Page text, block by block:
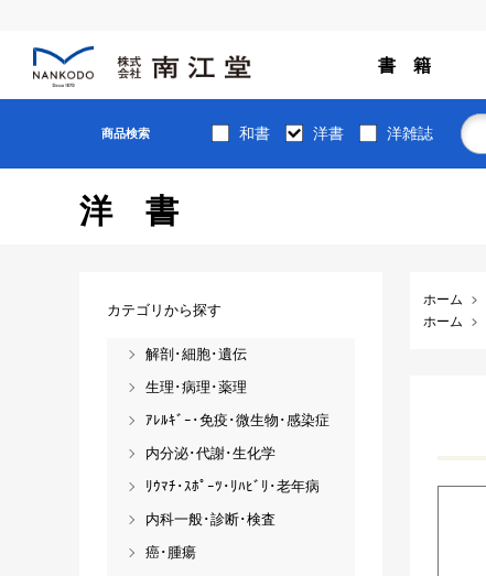
書 籍
商品検索 和書 洋書 洋雑誌
洋書
ホーム
ホーム
カテゴリから探す
解剖･細胞･遺伝
生理･病理･薬理
ｱﾚﾙｷﾞｰ･免疫･微生物･感染症
内分泌･代謝･生化学
ﾘｳﾏﾁ･ｽﾎﾟｰﾂ･ﾘﾊﾋﾞﾘ･老年病
内科一般･診断･検査
癌･腫瘍